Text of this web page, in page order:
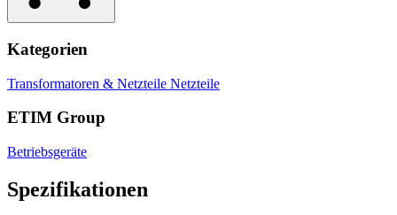
Kategorien
Transformatoren & Netzteile Netzteile
ETIM Group
Betriebsgeräte
Spezifikationen